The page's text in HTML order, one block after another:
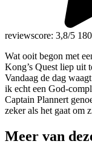
reviewscore: 3,8/5
Wat ooit begon met
Kong’s Quest liep uit
Vandaag de dag
ik echt een God-
Captain Plannert
zeker als het gaat om
Meer van